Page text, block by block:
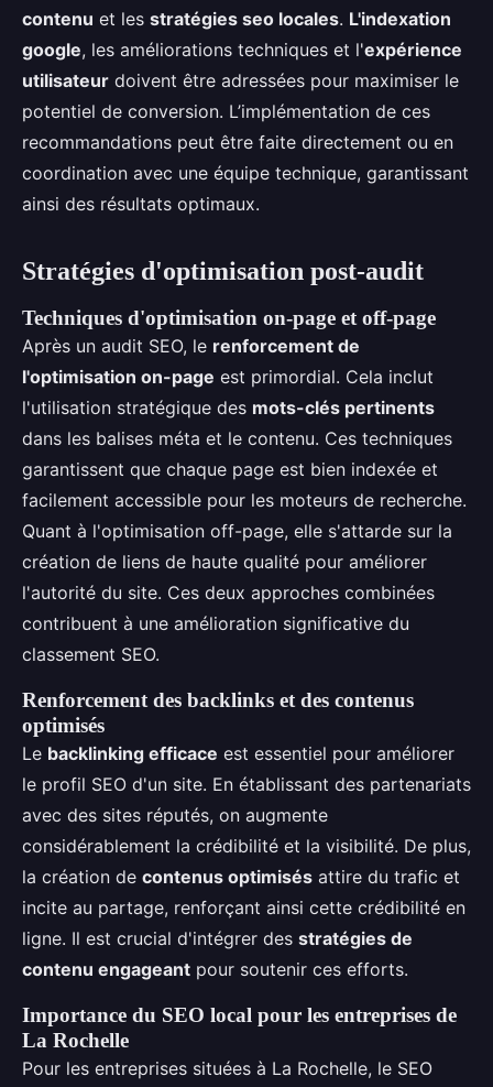
contenu et les stratégies seo locales. L'indexation
google, les améliorations techniques et l'expérience
utilisateur doivent être adressées pour maximiser le
potentiel de conversion. L’implémentation de ces
recommandations peut être faite directement ou en
coordination avec une équipe technique, garantissant
ainsi des résultats optimaux.
Stratégies d'optimisation post-audit
Techniques d'optimisation on-page et off-page
Après un audit SEO, le renforcement de
l'optimisation on-page est primordial. Cela inclut
l'utilisation stratégique des mots-clés pertinents
dans les balises méta et le contenu. Ces techniques
garantissent que chaque page est bien indexée et
facilement accessible pour les moteurs de recherche.
Quant à l'optimisation off-page, elle s'attarde sur la
création de liens de haute qualité pour améliorer
l'autorité du site. Ces deux approches combinées
contribuent à une amélioration significative du
classement SEO.
Renforcement des backlinks et des contenus
optimisés
Le backlinking efficace est essentiel pour améliorer
le profil SEO d'un site. En établissant des partenariats
avec des sites réputés, on augmente
considérablement la crédibilité et la visibilité. De plus,
la création de contenus optimisés attire du trafic et
incite au partage, renforçant ainsi cette crédibilité en
ligne. Il est crucial d'intégrer des stratégies de
contenu engageant pour soutenir ces efforts.
Importance du SEO local pour les entreprises de
La Rochelle
Pour les entreprises situées à La Rochelle, le SEO